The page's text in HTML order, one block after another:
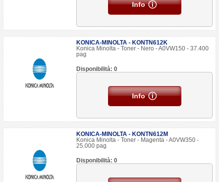
Info
KONICA-MINOLTA - KONTN612K
Konica Minolta - Toner - Nero - A0VW150 - 37.400
pag
Disponibilità: 0
Info
KONICA-MINOLTA - KONTN612M
Konica Minolta - Toner - Magenta - A0VW350 -
25.000 pag
Disponibilità: 0